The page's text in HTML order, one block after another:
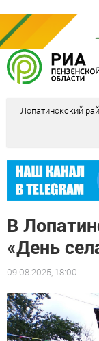
Лопатинскский
В
«День
09.08.2025, 18:00